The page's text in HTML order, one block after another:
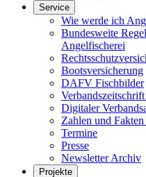
Service
Wie werde ich
Bundesweite
Angelfischerei
Bootsversicherung
DAFV Fischbilder
Digitaler
Zahlen und
Termine
Presse
Newsletter Archiv
Projekte